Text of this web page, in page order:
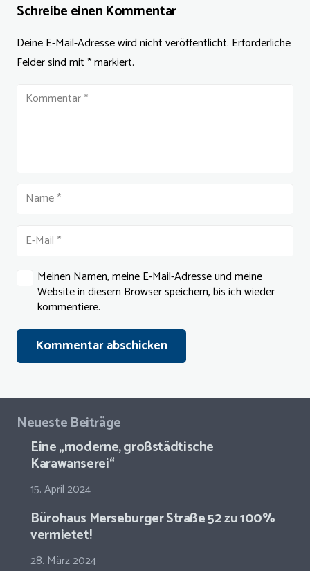
Schreibe einen Kommentar
Deine E-Mail-Adresse wird nicht veröffentlicht. Erforderliche
Felder sind mit*markiert.
Meinen Namen, meine E-Mail-Adresse und meine
Website in diesem Browser speichern, bis ich wieder
kommentiere.
Kommentar abschicken
Neueste Beiträge
Eine „moderne, großstädtische
Karawanserei“
15. April 2024
Bürohaus Merseburger Straße 52 zu 100%
vermietet!
28. März 2024